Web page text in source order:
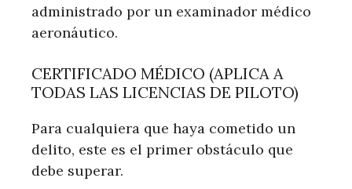
administrado por un examinador médico
aeronáutico.
CERTIFICADO MÉDICO (APLICA A
TODAS LAS LICENCIAS DE PILOTO)
Para cualquiera que haya cometido un
delito, este es el primer obstáculo que
debe superar.